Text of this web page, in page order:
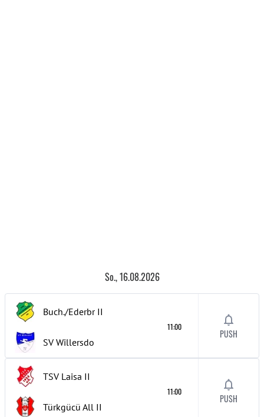
So., 16.08.2026
Buch./Ederbr II
SV Willersdo
11:00
PUSH
TSV Laisa II
Türkgücü All II
11:00
PUSH